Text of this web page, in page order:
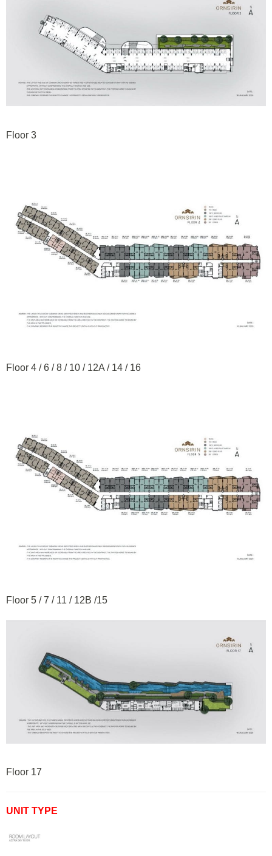
Floor 3
Floor 4 / 6 / 8 / 10 / 12A / 14 / 16
Floor 5 / 7 / 11 / 12B /15
Floor 17
UNIT TYPE